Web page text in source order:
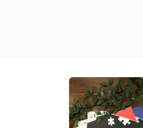
Matière primaire